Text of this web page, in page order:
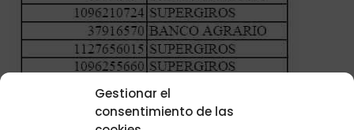
Gestionar el
consentimiento de las